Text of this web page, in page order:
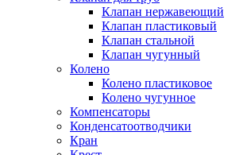
Клапан нержавеющий
Клапан пластиковый
Клапан стальной
Клапан чугунный
Колено
Колено пластиковое
Колено чугунное
Компенсаторы
Конденсатоотводчики
Кран